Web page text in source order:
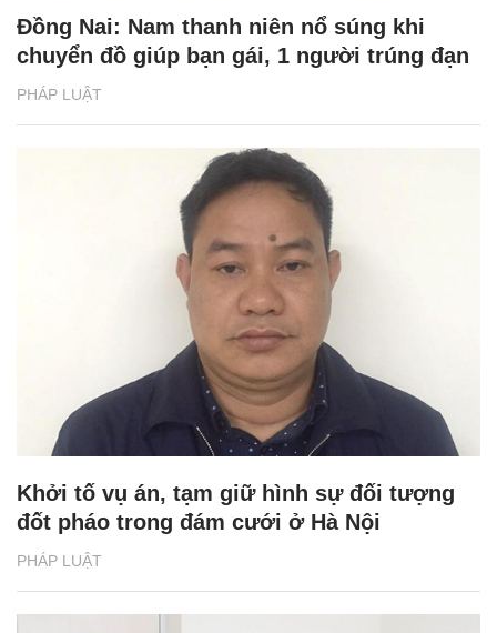
PHÁP LUẬT
Đồng Nai: Nam thanh niên nổ súng khi
chuyển đồ giúp bạn gái, 1 người trúng đạn
PHÁP LUẬT
Khởi tố vụ án, tạm giữ hình sự đối tượng
đốt pháo trong đám cưới ở Hà Nội